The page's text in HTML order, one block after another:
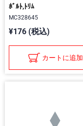
ﾎﾞﾙﾄ,ﾄﾘﾑ
MC328645
¥176 (税込)
カートに追加